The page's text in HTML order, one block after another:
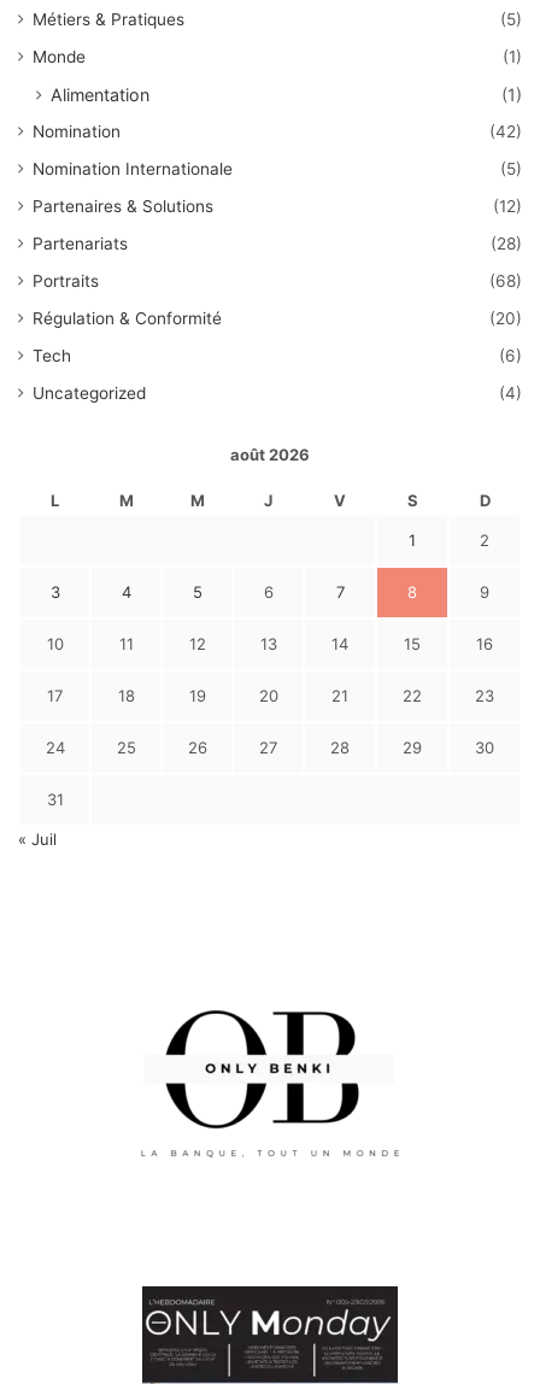
Métiers & Pratiques
(5)
Monde
(1)
Alimentation (1)
Nomination
(42)
Nomination Internationale
(5)
Partenaires & Solutions
(12)
Partenariats
(28)
Portraits
(68)
Régulation & Conformité
(20)
Tech
(6)
Uncategorized
(4)
août 2026
L M M J V S D
1 2
3 4 5 6 7 8 9
10 11 12 13 14 15 16
17 18 19 20 21 22 23
24 25 26 27 28 29 30
31
« Juil